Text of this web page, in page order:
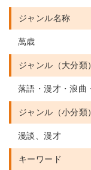
ジャンル名称
萬歳
ジャンル（大分類）
落語・漫才・浪曲
ジャンル（小分類）
漫談、漫才
キーワード